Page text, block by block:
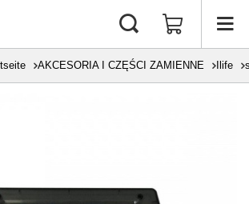
AKCESORIA I CZĘŚCI ZAMIENNE Ilife